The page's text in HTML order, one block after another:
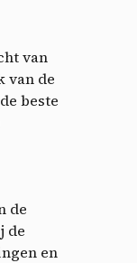
van
van de
beste
de
de
en